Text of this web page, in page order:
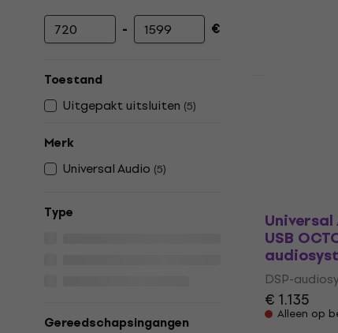
Minimumprijs
- Maximumprijs
€
Toestand
Uitgepakt uitsluiten (5)
Merk
Universal Audio (5)
Type
Gereedschapsingangen
USB
DSP-
€ 1.135
Alleen op